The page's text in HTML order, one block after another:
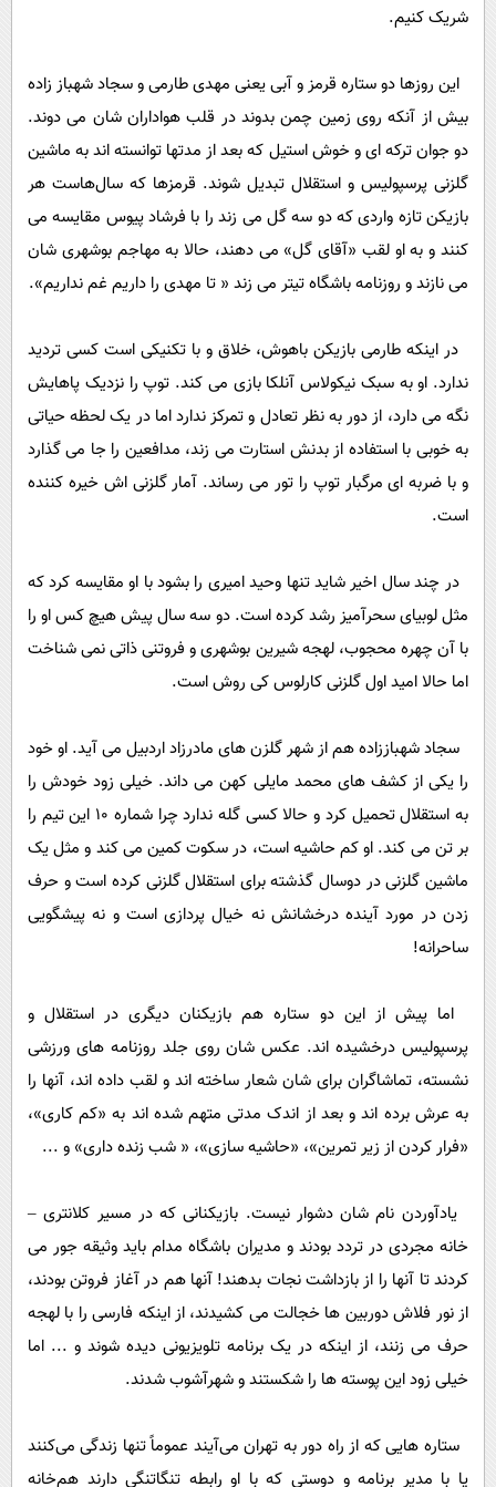
شریک کنیم.
این روزها دو ستاره قرمز و آبی یعنی مهدی طارمی و سجاد شهباز زاده
بیش از آنکه روی زمین چمن بدوند در قلب هواداران شان می دوند.
دو جوان ترکه ای و خوش استیل که بعد از مدتها توانسته اند به ماشین
گلزنی پرسپولیس و استقلال تبدیل شوند. قرمزها که سال‌هاست هر
بازیکن تازه واردی که دو سه گل می زند را با فرشاد پیوس مقایسه می
کنند و به او لقب «آقای گل» می دهند، حالا به مهاجم بوشهری شان
می نازند و روزنامه باشگاه تیتر می زند « تا مهدی را داریم غم نداریم».
در اینکه طارمی بازیکن باهوش، خلاق و با تکنیکی است کسی تردید
ندارد. او به سبک نیکولاس آنلکا بازی می کند. توپ را نزدیک پاهایش
نگه می دارد، از دور به نظر تعادل و تمرکز ندارد اما در یک لحظه حیاتی
به خوبی با استفاده از بدنش استارت می زند، مدافعین را جا می گذارد
و با ضربه ای مرگبار توپ را تور می رساند. آمار گلزنی اش خیره کننده
است.
در چند سال اخیر شاید تنها وحید امیری را بشود با او مقایسه کرد که
مثل لوبیای سحرآمیز رشد کرده است. دو سه سال پیش هیچ کس او را
با آن چهره محجوب، لهجه شیرین بوشهری و فروتنی ذاتی نمی شناخت
اما حالا امید اول گلزنی کارلوس کی روش است.
سجاد شهباززاده هم از شهر گلزن های مادرزاد اردبیل می آید. او خود
را یکی از کشف های محمد مایلی کهن می داند. خیلی زود خودش را
به استقلال تحمیل کرد و حالا کسی گله ندارد چرا شماره 10 این تیم را
بر تن می کند. او کم حاشیه است، در سکوت کمین می کند و مثل یک
ماشین گلزنی در دوسال گذشته برای استقلال گلزنی کرده است و حرف
زدن در مورد آینده درخشانش نه خیال پردازی است و نه پیشگویی
ساحرانه!
اما پیش از این دو ستاره هم بازیکنان دیگری در استقلال و
پرسپولیس درخشیده اند. عکس شان روی جلد روزنامه های ورزشی
نشسته، تماشاگران برای شان شعار ساخته اند و لقب داده اند، آنها را
به عرش برده اند و بعد از اندک مدتی متهم شده اند به «کم کاری»،
«فرار کردن از زیر تمرین»، «حاشیه سازی»، « شب زنده داری» و ...
یادآوردن نام شان دشوار نیست. بازیکنانی که در مسیر کلانتری –
خانه مجردی در تردد بودند و مدیران باشگاه مدام باید وثیقه جور می
کردند تا آنها را از بازداشت نجات بدهند! آنها هم در آغاز فروتن بودند،
از نور فلاش دوربین ها خجالت می کشیدند، از اینکه فارسی را با لهجه
حرف می زنند، از اینکه در یک برنامه تلویزیونی دیده شوند و ... اما
خیلی زود این پوسته ها را شکستند و شهرآشوب شدند.
ستاره هایی که از راه دور به تهران می‌آیند عموماً تنها زندگی می‌کنند
یا با مدیر برنامه و دوستی که با او رابطه تنگاتنگی دارند هم‌خانه